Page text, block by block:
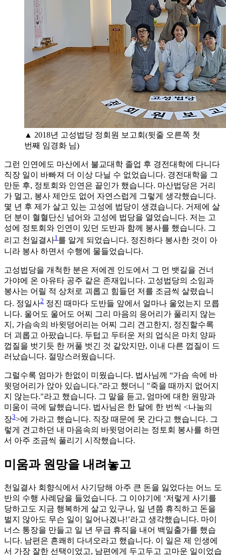
▲ 2018년 고성법당 정회원 보고회(뒷줄 오른쪽 첫
번째 임경화 님)
그런 인연에도 마산에서 불교대학 졸업 후 경전대학에 다니다
직장 일이 바빠져 더 이상 다닐 수 없었습니다. 경전대학을 그
만둔 후, 정토회와 인연은 끝인가 했습니다. 마산법당은 거리
가 멀고, 봉사 제안도 없어 자연스럽게 그렇게 생각했습니다.
몇 년 후 제가 살고 있는 고성에 법당이 생겼습니다. 거제에 살
던 분이 혈혈단신 넘어와 고성에 법당을 열었습니다. 저는 고
성에 정토회와 인연이 있던 도반과 함께 봉사를 했습니다. 그
리고 천일결사1를 알게 되었습니다. 정진하다 봉사한 것이 아
니라 봉사 하면서 수행에 물들었습니다.
고성법당을 개척한 분은 저에겐 인도에서 그 먼 뱃길을 건너
가야에 온 아유타 공주 같은 존재입니다. 고성법당의 소임과
봉사는 어릴 적 상처로 괴롭고 힘들던 저를 조금씩 살렸습니
다. 정일사2 정진 때마다 도반들 앞에서 얼마나 울었는지 모릅
니다. 울어도 울어도 어찌 그리 마음의 응어리가 풀리지 않는
지, 가슴속의 바윗덩어리는 어찌 그리 견고한지, 정진할수록
더 괴롭고 아팠습니다. 두텁고 두터운 저의 업식은 마치 양파
껍질을 벗기듯 한 꺼풀 벗긴 것 같았지만, 이내 다른 껍질이 드
러났습니다. 절망스러웠습니다.
그럴수록 엄마가 한없이 미웠습니다. 법사님께 “가슴 속에 바
윗덩어리가 앉아 있습니다.”라고 했더니 "죽을 때까지 없어지
지 않는다."라고 했습니다. 그 말을 듣고, 엄마에 대한 원망과
미움이 극에 달했습니다. 법사님은 한 달에 한 번씩 <나눔의
장3>에 가라고 했습니다. 직장 때문에 못 간다고 했습니다. 그
렇게 견고하던 내 마음속의 바윗덩어리는 정토회 봉사를 하면
서 아주 조금씩 풀리기 시작했습니다.
미움과 원망을 내려놓고
천일결사 회향식에서 사기당해 아주 큰 돈을 잃었다는 어느 도
반의 수행 사례담을 들었습니다. 그 이야기에 ‘저렇게 사기를
당하고도 지금 행복하게 살고 있구나, 일 년쯤 휴직하고 돈을
벌지 않아도 무슨 일이 일어나겠나!’라고 생각했습니다. 마이
너스 통장을 만들고 일 년 무급 휴직을 내어 백일출가를 했습
니다. 남편은 흔쾌히 다녀오라고 했습니다. 이 일은 제 인생에
서 가장 잘한 선택이었고, 남편에게 두고두고 고마운 일이었습